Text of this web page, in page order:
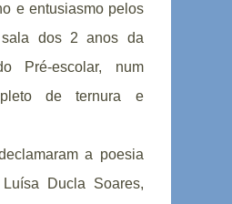
e entusiasmo pelos
dos 2 anos da
Pré-escolar, num
de ternura e
a poesia
Luísa Ducla Soares,